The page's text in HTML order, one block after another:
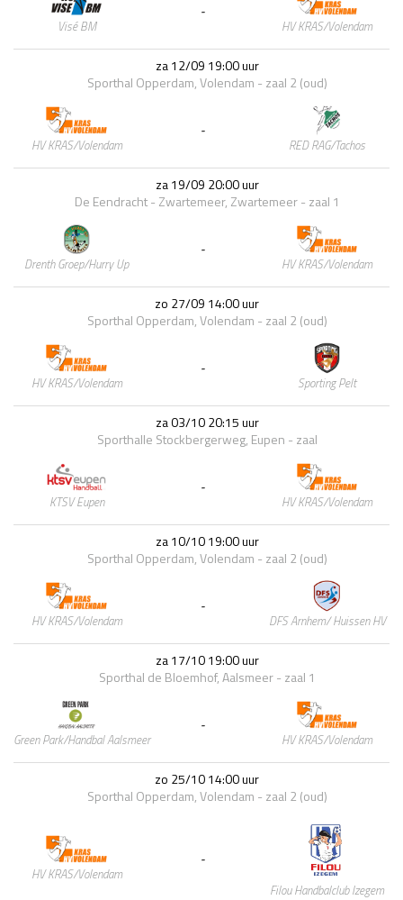
Visé BM
-
HV KRAS/Volendam
za 12/09 19:00 uur
Sporthal Opperdam, Volendam - zaal 2 (oud)
HV KRAS/Volendam
-
RED RAG/Tachos
za 19/09 20:00 uur
De Eendracht - Zwartemeer, Zwartemeer - zaal 1
Drenth Groep/Hurry Up
-
HV KRAS/Volendam
zo 27/09 14:00 uur
Sporthal Opperdam, Volendam - zaal 2 (oud)
HV KRAS/Volendam
-
Sporting Pelt
za 03/10 20:15 uur
Sporthalle Stockbergerweg, Eupen - zaal
KTSV Eupen
-
HV KRAS/Volendam
za 10/10 19:00 uur
Sporthal Opperdam, Volendam - zaal 2 (oud)
HV KRAS/Volendam
-
DFS Arnhem/ Huissen HV
za 17/10 19:00 uur
Sporthal de Bloemhof, Aalsmeer - zaal 1
Green Park/Handbal Aalsmeer
-
HV KRAS/Volendam
zo 25/10 14:00 uur
Sporthal Opperdam, Volendam - zaal 2 (oud)
HV KRAS/Volendam
-
Filou Handbalclub Izegem